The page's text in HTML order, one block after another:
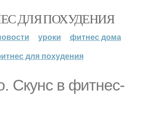
ДЛЯ ПОХУДЕНИЯ
уроки
фитнес дома
для похудения
Скунс в фитнес-